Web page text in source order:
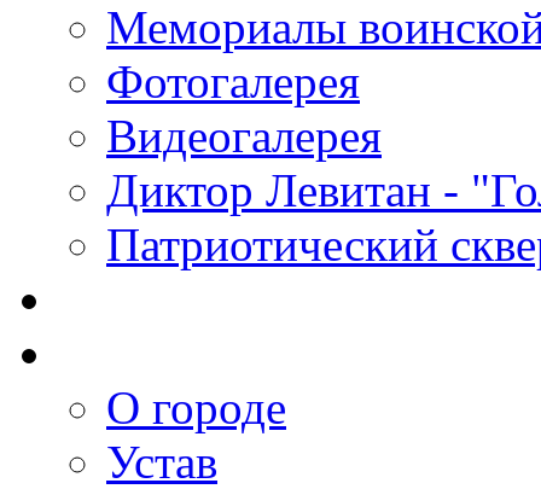
Мемориалы
Фотогалерея
Видеогалерея
Диктор Левитан -
Патриотический
О городе
Устав